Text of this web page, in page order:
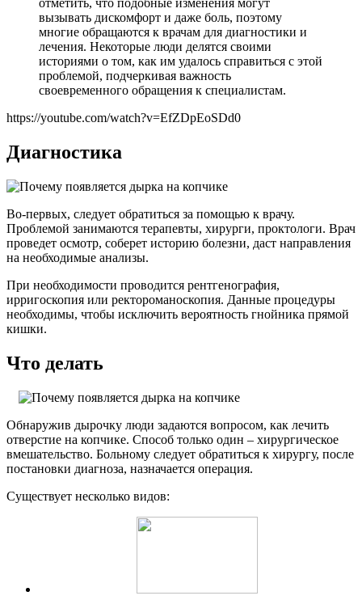
отметить, что подобные изменения могут
вызывать дискомфорт и даже боль, поэтому
многие обращаются к врачам для диагностики и
лечения. Некоторые люди делятся своими
историями о том, как им удалось справиться с этой
проблемой, подчеркивая важность
своевременного обращения к специалистам.
https://youtube.com/watch?v=EfZDpEoSDd0
Диагностика
Во-первых, следует обратиться за помощью к врачу.
Проблемой занимаются терапевты, хирурги, проктологи. Врач
проведет осмотр, соберет историю болезни, даст направления
на необходимые анализы.
При необходимости проводится рентгенография,
ирригоскопия или ректороманоскопия. Данные процедуры
необходимы, чтобы исключить вероятность гнойника прямой
кишки.
Что делать
Обнаружив дырочку люди задаются вопросом, как лечить
отверстие на копчике. Способ только один – хирургическое
вмешательство. Больному следует обратиться к хирургу, после
постановки диагноза, назначается операция.
Существует несколько видов: